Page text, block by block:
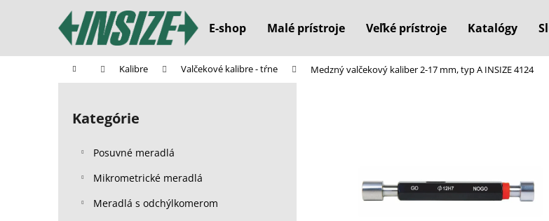
E-shop Malé prístroje Veľké prístroje Katalógy
Domov Kalibre Valčekové kalibre - tŕne Medzný valčekový kaliber 2-17 mm, typ A INSIZE 4124
B
Preskočiť
kategórie
Kategórie
Posuvné meradlá
Mikrometrické meradlá
Meradlá s odchýlkomerom
í
Späť
do
Späť
do
Čo potrebujete nájsť?
Odporúčame